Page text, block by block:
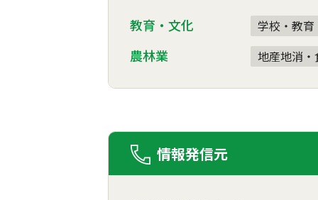
教育・文化 学校・教育
農林業 地産地消・
情報発信元